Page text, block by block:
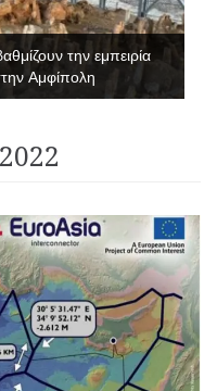
την εμπειρία
Αμφίπολη